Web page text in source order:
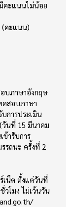
มีคะแนนไม่น้อย
คะแนน)
บภาษาอังกฤษ
ดสอบภาษา
การประเมิน
วันที่ 15 มีนาคม
ข้ารับการ
รถนะ ครั้งที่ 2
เน็ต ตั้งแต่วันที่
โมง ไม่เว้นวัน